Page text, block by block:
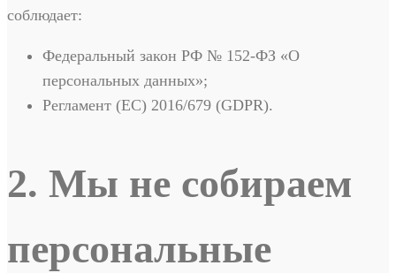
соблюдает:
Федеральный закон РФ № 152-ФЗ «О
персональных данных»;
Регламент (ЕС) 2016/679 (GDPR).
2. Мы не собираем
персональные